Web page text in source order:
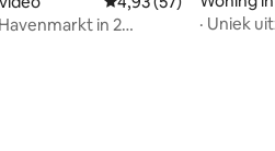
uit 5, 199 recensies
in 2
· Uniek